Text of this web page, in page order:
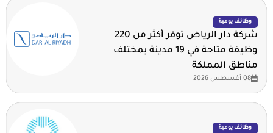
وظائف يومية
شركة دار الرياض توفر أكثر من 220
وظيفة متاحة في 19 مدينة بمختلف
مناطق المملكة
08 أغسطس 2026
وظائف يومية